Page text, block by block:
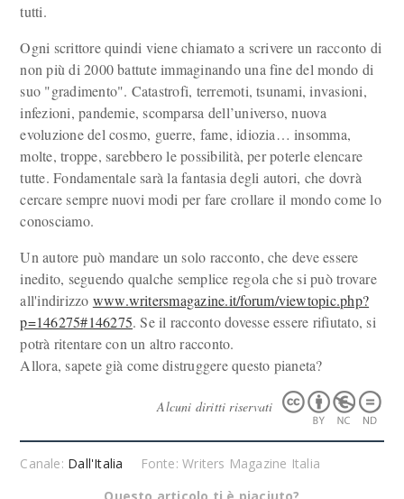
tutti.
Ogni scrittore quindi viene chiamato a scrivere un racconto di
non più di 2000 battute immaginando una fine del mondo di
suo "gradimento". Catastrofi, terremoti, tsunami, invasioni,
infezioni, pandemie, scomparsa dell’universo, nuova
evoluzione del cosmo, guerre, fame, idiozia… insomma,
molte, troppe, sarebbero le possibilità, per poterle elencare
tutte. Fondamentale sarà la fantasia degli autori, che dovrà
cercare sempre nuovi modi per fare crollare il mondo come lo
conosciamo.
Un autore può mandare un solo racconto, che deve essere
inedito, seguendo qualche semplice regola che si può trovare
all'indirizzo www.writersmagazine.it/forum/viewtopic.php?
p=146275#146275. Se il racconto dovesse essere rifiutato, si
potrà ritentare con un altro racconto.
Allora, sapete già come distruggere questo pianeta?
Alcuni diritti riservati
Canale: Dall'Italia
Fonte: Writers Magazine Italia